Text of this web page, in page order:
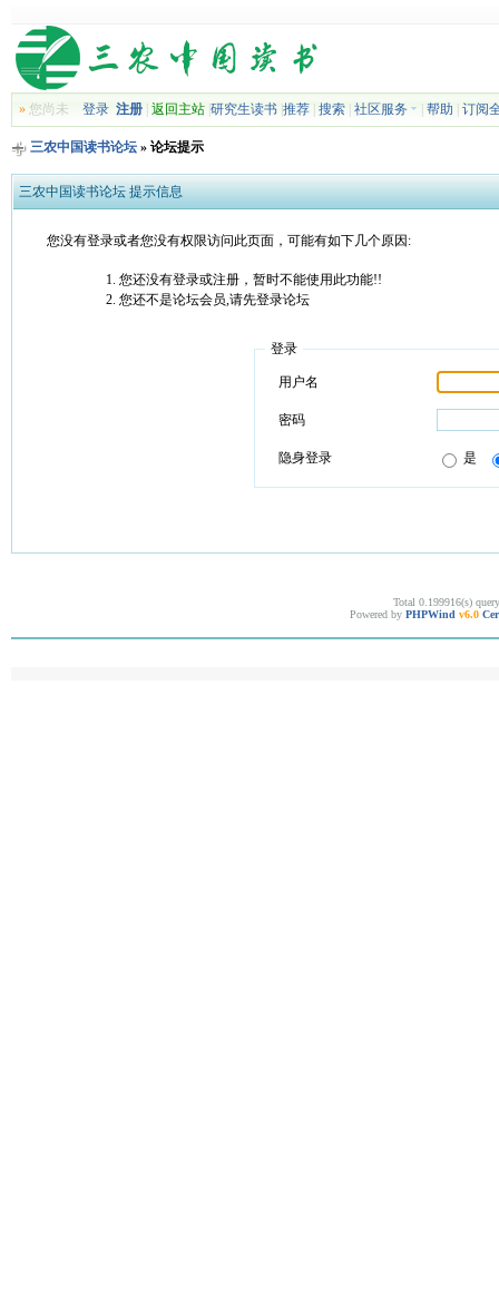
»您尚未 登录 注册| 返回主站| 研究生读书| 推荐| 搜索| 社区服务 帮助 订阅
三农中国读书论坛» 论坛提示
三农中国读书论坛 提示信息
您没有登录或者您没有权限访问此页面，可能有如下几个原因:
您还没有登录或注册，暂时不能使用此功能!!
您还不是论坛会员,请先登录论坛
登录
用户名
密码
隐身登录 是
Total 0.199916(s)
Powered by PHPWind v6.0